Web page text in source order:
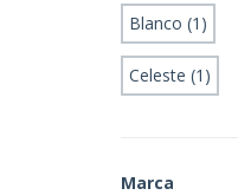
Blanco (1)
Celeste (1)
Marca